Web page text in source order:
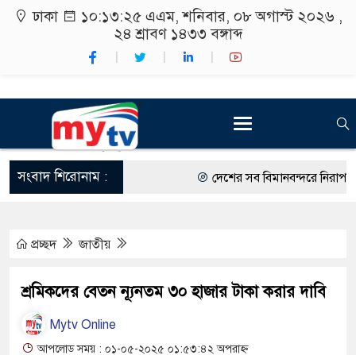
ঢাকা ১০:১৩:২৬ এএম, শনিবার, ০৮ অগাস্ট ২০২৬ ,
২৪ শ্রাবণ ১৪৩৩ বঙ্গাব্দ
সংবাদ শিরোনাম : দেশের সব বিমানবন্দরে নিরাপত্তা
কর্মসূচীর শুভসূচনা।
রং ফর্সাকারী ৮ ব্র্যান্ডের ক্রিমে
প্রচ্ছদ জাতীয়
শ্রমিকদের বেতন ন্যূনতম ৩০ হাজার টাকা করার দাবি
Mytv Online
আপলোড সময় : ০১-০৫-২০২৫ ০১:৫৩:৪২ অপরাহ্ন